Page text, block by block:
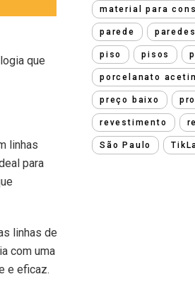
que
linhas
para
linhas de
com uma
e eficaz.
material para
parede paredes
piso pisos
porcelanato
preço baixo
revestimento
São Paulo